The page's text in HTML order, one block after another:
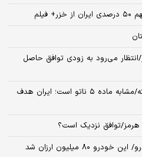
انتظار می‌رود به زودی توافق حاصل
توضیح مهم فیدان درباره توافق مکه/مشابه ماده ۵ ناتو است؛ ایران هدف
هرمز/توافق نزدیک است؟
میلیون ارزان شد